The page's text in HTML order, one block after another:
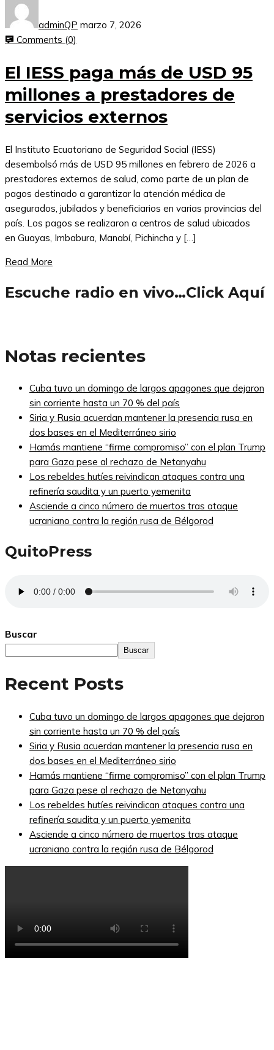
adminQP marzo 7, 2026
Comments (0)
El IESS paga más de USD 95
millones a prestadores de
servicios externos
El Instituto Ecuatoriano de Seguridad Social (IESS)
desembolsó más de USD 95 millones en febrero de 2026 a
prestadores externos de salud, como parte de un plan de
pagos destinado a garantizar la atención médica de
asegurados, jubilados y beneficiarios en varias provincias del
país. Los pagos se realizaron a centros de salud ubicados
en Guayas, Imbabura, Manabí, Pichincha y […]
Read More
Escuche radio en vivo…Click Aquí
Notas recientes
Cuba tuvo un domingo de largos apagones que dejaron
sin corriente hasta un 70 % del país
Siria y Rusia acuerdan mantener la presencia rusa en
dos bases en el Mediterráneo sirio
Hamás mantiene “firme compromiso” con el plan Trump
para Gaza pese al rechazo de Netanyahu
Los rebeldes hutíes reivindican ataques contra una
refinería saudita y un puerto yemenita
Asciende a cinco número de muertos tras ataque
ucraniano contra la región rusa de Bélgorod
QuitoPress
Buscar
Buscar
Recent Posts
Cuba tuvo un domingo de largos apagones que dejaron
sin corriente hasta un 70 % del país
Siria y Rusia acuerdan mantener la presencia rusa en
dos bases en el Mediterráneo sirio
Hamás mantiene “firme compromiso” con el plan Trump
para Gaza pese al rechazo de Netanyahu
Los rebeldes hutíes reivindican ataques contra una
refinería saudita y un puerto yemenita
Asciende a cinco número de muertos tras ataque
ucraniano contra la región rusa de Bélgorod